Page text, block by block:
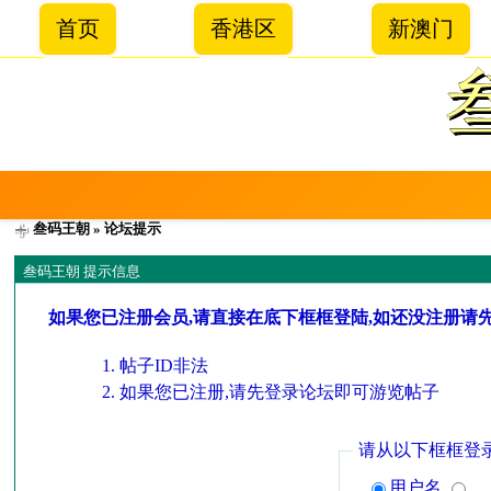
首页 香港区 新澳门
叁码王朝 » 论坛提示
叁码王朝 提示信息
如果您已注册会员,请直接在底下框框登陆,如还没注册请
帖子ID非法
如果您已注册,请先登录论坛即可游览帖子
请从以下框框登
用户名